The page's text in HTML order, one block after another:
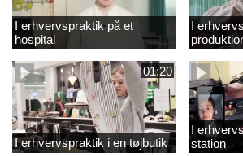
I erhvervspraktik på et
hospital
I
01:20
I erhvervspraktik i en tøjbutik
I
station